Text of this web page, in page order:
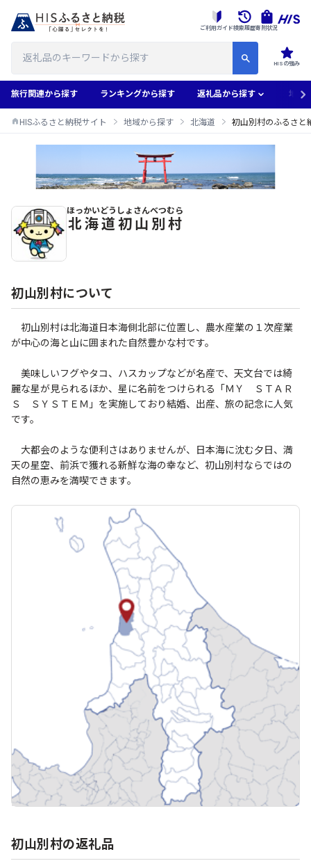
HISの強み
ご利用ガイド検索履歴寄附状況
旅行関連から探す ランキングから探す 返礼品から探す 地域
HISふるさと納税サイト 地域から探す 北海道 初山別村のふるさと
初山別村のふるさと納税返礼品一覧
北海道
ほっかいどう
初山別村
しょさんべつむら
初山別村について
初山別村は北海道日本海側北部に位置し、農水産業の１次産業
が中心の海と山に囲まれた自然豊かな村です。
美味しいフグやタコ、ハスカップなどが名産で、天文台では綺
麗な星が見られるほか、星に名前をつけられる「ＭＹ ＳＴＡＲ
Ｓ ＳＹＳＴＥＭ」を実施しており結婚、出産、旅の記念に人気
です。
大都会のような便利さはありませんが、日本海に沈む夕日、満
天の星空、前浜で獲れる新鮮な海の幸など、初山別村ならではの
自然の恵みを満喫できます。
初山別村の返礼品